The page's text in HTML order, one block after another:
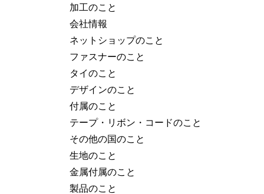
加工のこと
会社情報
ネットショップのこと
ファスナーのこと
タイのこと
デザインのこと
付属のこと
テープ・リボン・コードのこと
その他の国のこと
生地のこと
金属付属のこと
製品のこと